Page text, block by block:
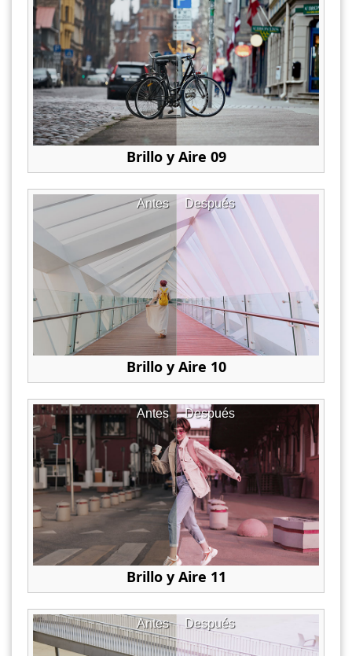
Brillo y Aire 09
Después
Antes
Brillo y Aire 10
Después
Antes
Brillo y Aire 11
Después
Antes